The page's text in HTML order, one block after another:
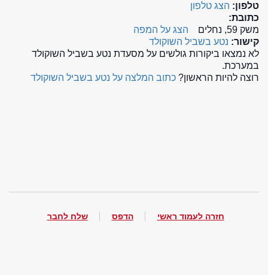
טלפון: הצג טלפון
כתובת:
משק 59, נחלים
הצג על המפה
קישור: נטע בשביל השוקולד
לא נמצאו ביקורות גולשים על מסעדת נטע בשביל השוקולד
במערכת.
רוצה להיות הראשון? כתוב המלצה על נטע בשביל השוקולד
חזרה לעמוד ראשי הדפס שלח לחבר